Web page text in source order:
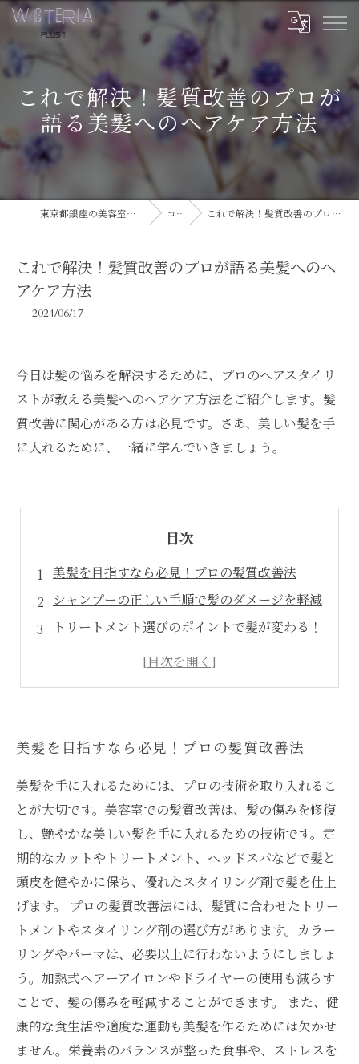
これで解決！髪質改善のプロが
語る美髪へのヘアケア方法
東京都銀座の美容室ならWISTERIA PLUS 1 コラム これで解決！髪質改善のプロが語る美髪へのヘアケア方法
これで解決！髪質改善のプロが語る美髪へのヘ
アケア方法
2024/06/17
今日は髪の悩みを解決するために、プロのヘアスタイリ
ストが教える美髪へのヘアケア方法をご紹介します。髪
質改善に関心がある方は必見です。さあ、美しい髪を手
に入れるために、一緒に学んでいきましょう。
目次
美髪を目指すなら必見！プロの髪質改善法
シャンプーの正しい手順で髪のダメージを軽減
トリートメント選びのポイントで髪が変わる！
ドライヤーの使い方でまとまりのある髪へ
美髪を目指すなら必見！プロの髪質改善法
美髪を手に入れるためには、プロの技術を取り入れるこ
とが大切です。美容室での髪質改善は、髪の傷みを修復
し、艶やかな美しい髪を手に入れるための技術です。定
期的なカットやトリートメント、ヘッドスパなどで髪と
頭皮を健やかに保ち、優れたスタイリング剤で髪を仕上
げます。 プロの髪質改善法には、髪質に合わせたトリー
トメントやスタイリング剤の選び方があります。カラー
リングやパーマは、必要以上に行わないようにしましょ
う。加熱式ヘアーアイロンやドライヤーの使用も減らす
ことで、髪の傷みを軽減することができます。 また、健
康的な食生活や適度な運動も美髪を作るためには欠かせ
ません。栄養素のバランスが整った食事や、ストレスを